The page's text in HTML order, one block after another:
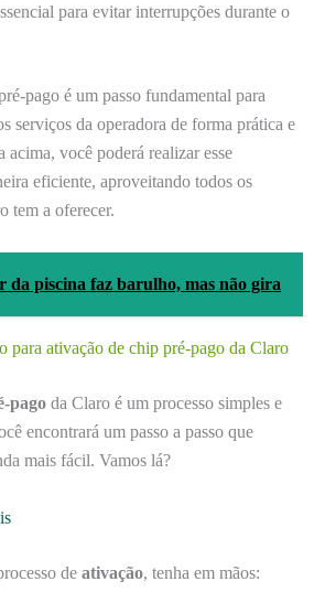
para evitar interrupções durante o
pago é um passo fundamental para
serviços da operadora de forma prática e
acima, você poderá realizar esse
eficiente, aproveitando todos os
tem a oferecer.
da piscina faz barulho, mas não gira
para ativação de chip pré-pago da Claro
pago da Claro é um processo simples e
encontrará um passo a passo que
mais fácil. Vamos lá?
de ativação, tenha em mãos: